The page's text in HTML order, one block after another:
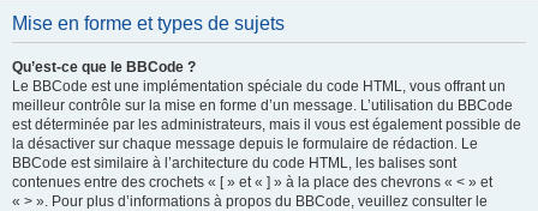
Mise en forme et types de sujets
Qu’est-ce que le BBCode ?
Le BBCode est une implémentation spéciale du code HTML, vous offrant un
meilleur contrôle sur la mise en forme d’un message. L’utilisation du BBCode
est déterminée par les administrateurs, mais il vous est également possible de
la désactiver sur chaque message depuis le formulaire de rédaction. Le
BBCode est similaire à l’architecture du code HTML, les balises sont
contenues entre des crochets « [ » et « ] » à la place des chevrons « < » et
« > ». Pour plus d’informations à propos du BBCode, veuillez consulter le